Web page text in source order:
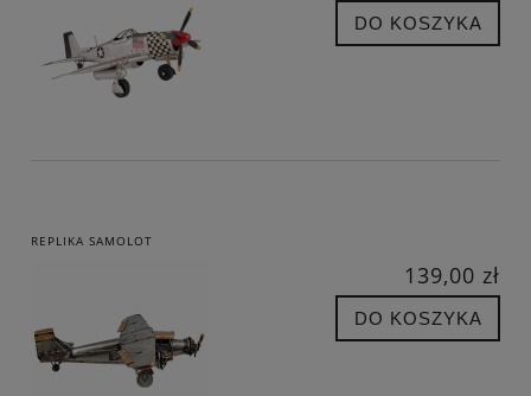
DO KOSZYKA
REPLIKA SAMOLOT
139,00 zł
DO KOSZYKA